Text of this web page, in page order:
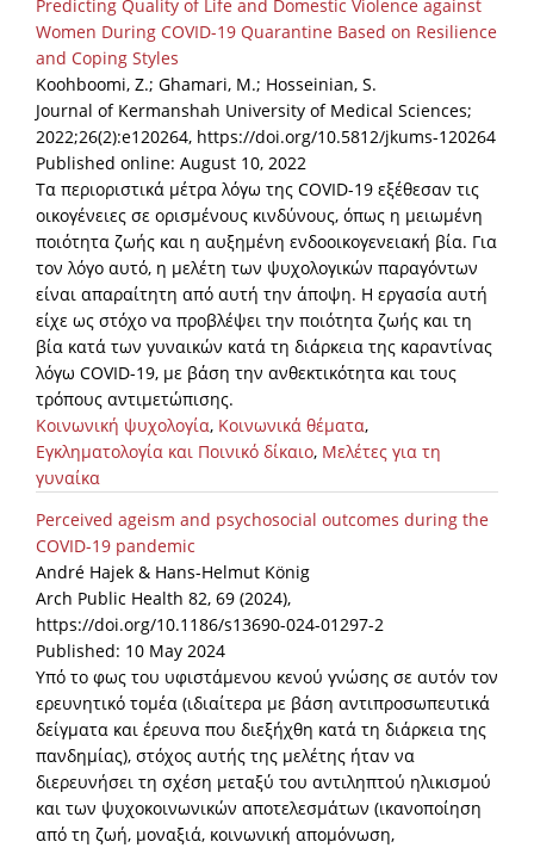
Predicting Quality of Life and Domestic Violence against
Women During COVID-19 Quarantine Based on Resilience
and Coping Styles
Koohboomi, Z.; Ghamari, M.; Hosseinian, S.
Journal of Kermanshah University of Medical Sciences;
2022;26(2):e120264, https://doi.org/10.5812/jkums-120264
Published online: August 10, 2022
Τα περιοριστικά μέτρα λόγω της COVID-19 εξέθεσαν τις
οικογένειες σε ορισμένους κινδύνους, όπως η μειωμένη
ποιότητα ζωής και η αυξημένη ενδοοικογενειακή βία. Για
τον λόγο αυτό, η μελέτη των ψυχολογικών παραγόντων
είναι απαραίτητη από αυτή την άποψη. Η εργασία αυτή
είχε ως στόχο να προβλέψει την ποιότητα ζωής και τη
βία κατά των γυναικών κατά τη διάρκεια της καραντίνας
λόγω COVID-19, με βάση την ανθεκτικότητα και τους
τρόπους αντιμετώπισης.
Κοινωνική ψυχολογία, Κοινωνικά θέματα,
Εγκληματολογία και Ποινικό δίκαιο, Μελέτες για τη
γυναίκα
Perceived ageism and psychosocial outcomes during the
COVID-19 pandemic
André Hajek & Hans-Helmut König
Arch Public Health 82, 69 (2024),
https://doi.org/10.1186/s13690-024-01297-2
Published: 10 May 2024
Υπό το φως του υφιστάμενου κενού γνώσης σε αυτόν τον
ερευνητικό τομέα (ιδιαίτερα με βάση αντιπροσωπευτικά
δείγματα και έρευνα που διεξήχθη κατά τη διάρκεια της
πανδημίας), στόχος αυτής της μελέτης ήταν να
διερευνήσει τη σχέση μεταξύ του αντιληπτού ηλικισμού
και των ψυχοκοινωνικών αποτελεσμάτων (ικανοποίηση
από τη ζωή, μοναξιά, κοινωνική απομόνωση,